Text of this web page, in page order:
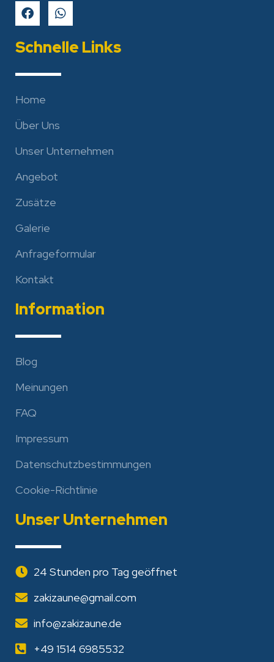
Schnelle Links
Home
Über Uns
Unser Unternehmen
Angebot
Zusätze
Galerie
Anfrageformular
Kontakt
Information
Blog
Meinungen
FAQ
Impressum
Datenschutzbestimmungen
Cookie-Richtlinie
Unser Unternehmen
24 Stunden pro Tag geöffnet
zakizaune@gmail.com
info@zakizaune.de
+49 1514 6985532